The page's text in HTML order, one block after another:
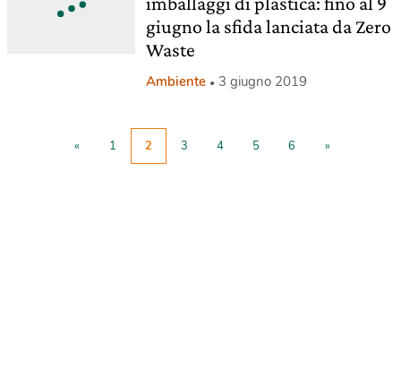
giugno la sfida lanciata da Zero
Waste
Ambiente 3 giugno 2019
« 1 2 3 4 5 6 »